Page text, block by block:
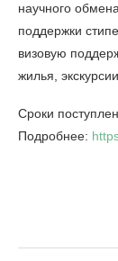
научного
поддержки
визовую
жилья,
Сроки
Подробнее: